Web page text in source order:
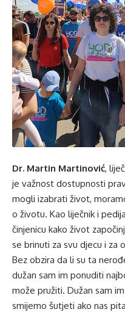
Dr. Martin Martinović,
je važnost dostupnosti
mogli izabrati život,
o životu. Kao liječnik i
činjenicu kako život
se brinuti za svu djecu i za
Bez obzira da li su ta
dužan sam im ponuditi
može pružiti. Dužan sam
smijemo šutjeti ako nas